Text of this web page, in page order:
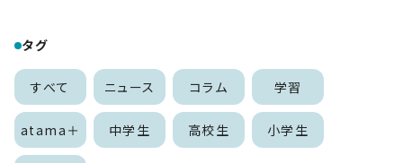
タグ
すべて ニュース コラム 学習
atama＋ 中学生 高校生 小学生